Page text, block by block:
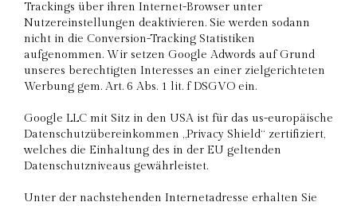
Trackings über ihren Internet-Browser unter
Nutzereinstellungen deaktivieren. Sie werden sodann
nicht in die Conversion-Tracking Statistiken
aufgenommen. Wir setzen Google Adwords auf Grund
unseres berechtigten Interesses an einer zielgerichteten
Werbung gem. Art. 6 Abs. 1 lit. f DSGVO ein.
Google LLC mit Sitz in den USA ist für das us-europäische
Datenschutzübereinkommen „Privacy Shield“ zertifiziert,
welches die Einhaltung des in der EU geltenden
Datenschutzniveaus gewährleistet.
Unter der nachstehenden Internetadresse erhalten Sie